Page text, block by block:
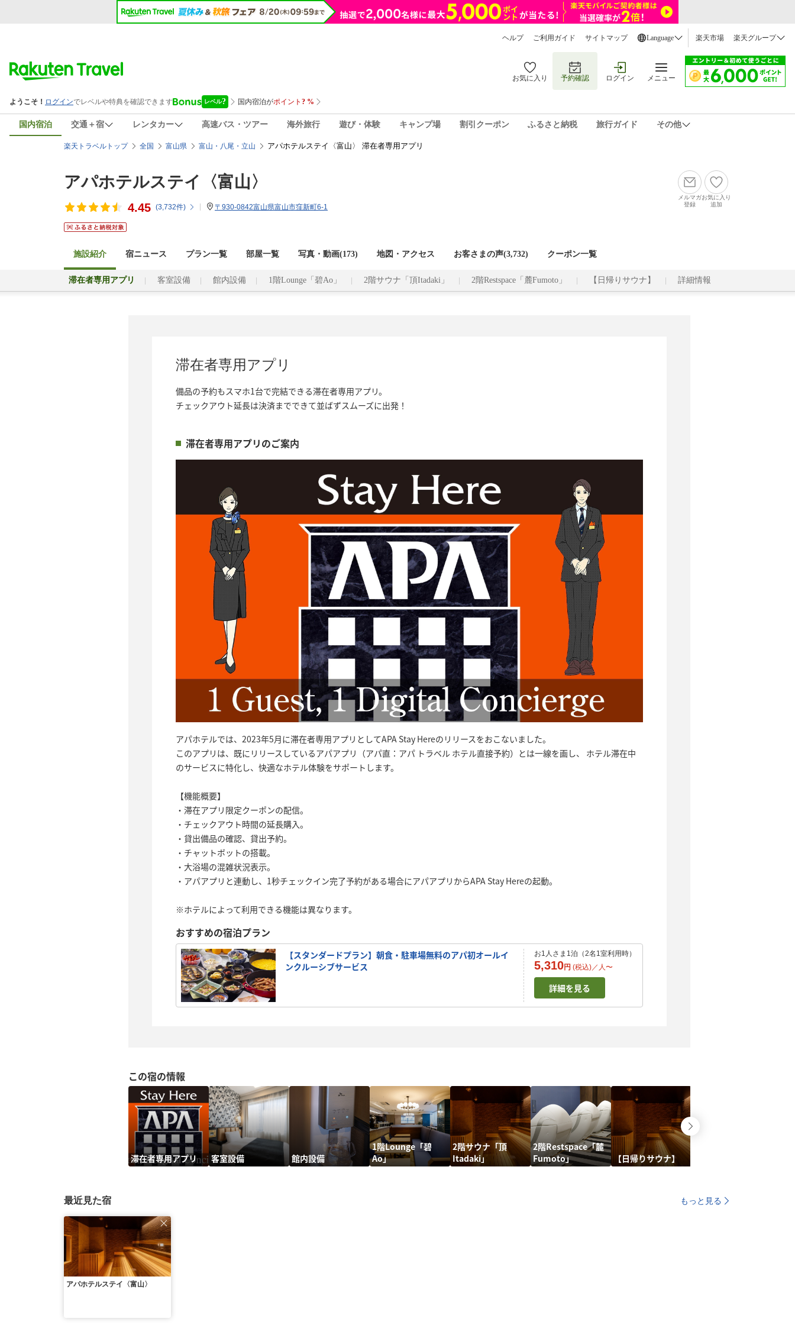
ヘルプ ご利用ガイド サイトマップ Language 楽天市場 楽天グループ
お気に入り 予約確認 ログイン メニュー
国内宿泊 交通＋宿 レンタカー 高速バス・ツアー 海外旅行 遊び・体験 キャンプ場 割引クーポン ふるさと納税 旅行ガイド その他
楽天トラベルトップ 全国 富山県 富山・八尾・立山 アパホテルステイ〈富山〉 滞在者専用アプリ
アパホテルステイ〈富山〉
4.45 (3,732件) 〒930-0842富山県富山市窪新町6-1
メルマガ
登録
お気に入り
追加
施設紹介 宿ニュース プラン一覧 部屋一覧 写真・動画(173) 地図・アクセス お客さまの声(3,732) クーポン一覧
滞在者専用アプリ 客室設備 館内設備 1階Lounge「碧Ao」 2階サウナ「頂Itadaki」 2階Restspace「麓Fumoto」 【日帰りサウナ】 詳細情報
滞在者専用アプリ
備品の予約もスマホ1台で完結できる滞在者専用アプリ。
チェックアウト延長は決済までできて並ばずスムーズに出発！
滞在者専用アプリのご案内
アパホテルでは、2023年5月に滞在者専用アプリとしてAPA Stay Hereのリリースをおこないました。
このアプリは、既にリリースしているアパアプリ（アパ直：アパ トラベル ホテル直接予約）とは一線を画し、 ホテル滞在中
のサービスに特化し、快適なホテル体験をサポートします。
【機能概要】
・滞在アプリ限定クーポンの配信。
・チェックアウト時間の延長購入。
・貸出備品の確認、貸出予約。
・チャットボットの搭載。
・大浴場の混雑状況表示。
・アパアプリと連動し、1秒チェックイン完了予約がある場合にアパアプリからAPA Stay Hereの起動。
※ホテルによって利用できる機能は異なります。
おすすめの宿泊プラン
【スタンダードプラン】朝食・駐車場無料のアパ初オールイ
ンクルーシブサービス
お1人さま1泊（2名1室利用時）
5,310円 (税込)／ 人〜
詳細を見る
この宿の情報
滞在者専用アプリ 客室設備 館内設備
1階Lounge「碧
Ao」
2階サウナ「頂
Itadaki」
2階Restspace「麓
Fumoto」
【日帰りサウナ】
最近見た宿 もっと見る
アパホテルステイ〈富山〉